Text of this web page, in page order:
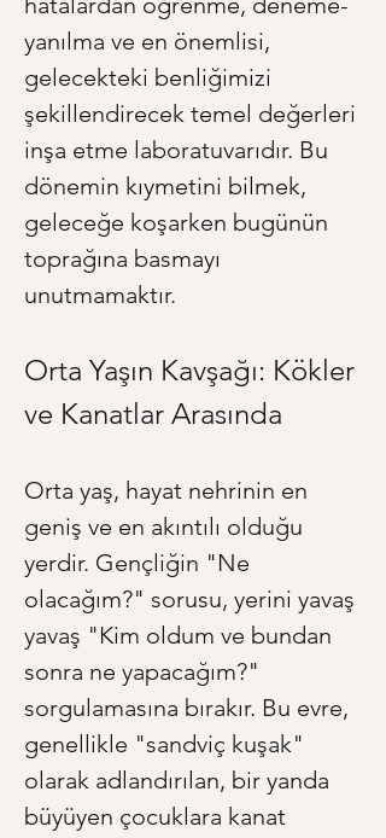
yanılma ve en önemlisi,
gelecekteki benliğimizi
şekillendirecek temel değerleri
inşa etme laboratuvarıdır. Bu
dönemin kıymetini bilmek,
geleceğe koşarken bugünün
toprağına basmayı
unutmamaktır.
Orta Yaşın Kavşağı: Kökler
ve Kanatlar Arasında
Orta yaş, hayat nehrinin en
geniş ve en akıntılı olduğu
yerdir. Gençliğin "Ne
olacağım?" sorusu, yerini yavaş
yavaş "Kim oldum ve bundan
sonra ne yapacağım?"
sorgulamasına bırakır. Bu evre,
genellikle "sandviç kuşak"
olarak adlandırılan, bir yanda
büyüyen çocuklara kanat